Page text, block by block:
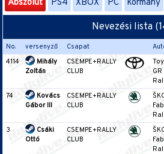
Abszolút
PS4 XBOX PC kormány
Nevezési lista
No. versenyző Csapat
4114
Mihály
Zoltán
CSEMPE+RALLY
CLUB
74
Kovács
Gábor III
CSEMPE+RALLY
CLUB
3
Csáki
Ottó
CSEMPE+RALLY
CLUB